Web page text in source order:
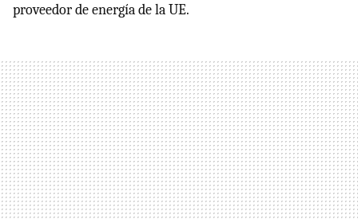
proveedor de energía de la UE.